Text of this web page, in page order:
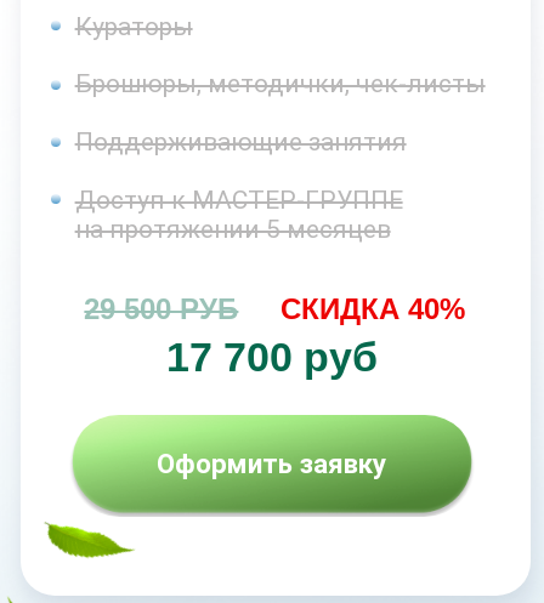
35 818 РУБ
8 основных модулей
(связки, «косточка»)
+2 спец. модуля (антигрыжа,
Доступ к курсу 9 месяцев
Поддерживающие занятия
Доступ к МАСТЕР-ГРУППЕ
на протяжении 5 месяцев